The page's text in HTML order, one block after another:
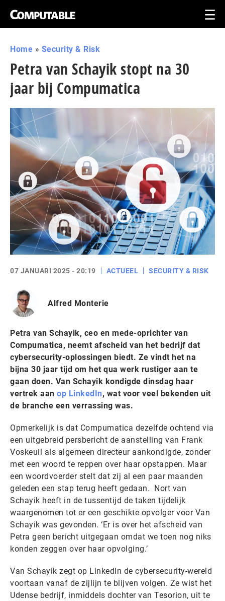
Home » Security & Risk
Petra van Schayik stopt na 30
jaar bij Compumatica
07 JANUARI 2025 - 20:19 ACTUEEL SECURITY & RISK
Alfred Monterie
Petra van Schayik, ceo en mede-oprichter van
Compumatica, neemt afscheid van het bedrijf dat
cybersecurity-oplossingen biedt. Ze vindt het na
bijna 30 jaar tijd om het qua werk rustiger aan te
gaan doen. Van Schayik kondigde dinsdag haar
vertrek aan op LinkedIn, wat voor veel bekenden uit
de branche een verrassing was.
Opmerkelijk is dat Compumatica dezelfde ochtend via
een uitgebreid persbericht de aanstelling van Frank
Voskeuil als algemeen directeur aankondigde, zonder
met een woord te reppen over haar opstappen. Maar
een woordvoerder stelt dat zij al een paar maanden
geleden een stap terug heeft gedaan. Nort van
Schayik heeft in de tussentijd de taken tijdelijk
waargenomen tot er een geschikte opvolger voor Van
Schayik was gevonden. ‘Er is over het afscheid van
Petra geen bericht uitgegaan omdat we toen nog niks
konden zeggen over haar opvolging.’
Van Schayik zegt op LinkedIn de cybersecurity-wereld
voortaan vanaf de zijlijn te blijven volgen. Ze wist het
Udense bedrijf, inmiddels dochter van Tesorion, uit te